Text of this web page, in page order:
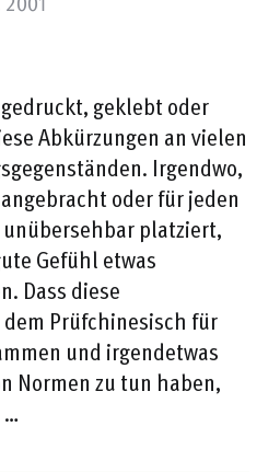
gedruckt, geklebt oder
Abkürzungen an vielen
Irgendwo,
oder für jeden
platziert,
Gefühl etwas
Dass diese
Prüfchinesisch für
und irgendetwas
Normen zu tun haben,
…